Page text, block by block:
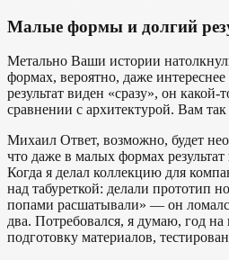
Малые формы и долгий
Метально Ваши истории
формах, вероятно, даже
результат виден «сразу», он какой-
сравнении с архитектурой. Вам так
Михаил Ответ, возможно, будет
что даже в малых формах
Когда я делал коллекцию для
над табуреткой: делали прототип
попами расшатывали» — он
два. Потребовался, я думаю, год на
подготовку материалов,